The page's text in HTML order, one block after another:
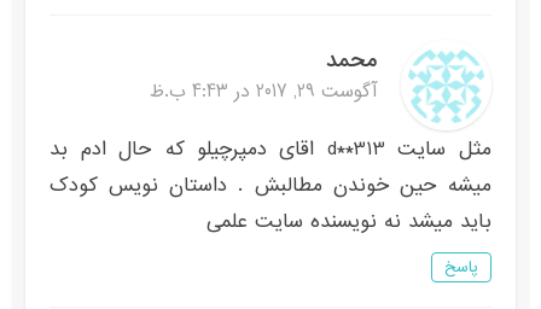
محمد
آگوست 29, 2017 در 4:43 ب.ظ
مثل سایت d**313 اقای دمپرچیلو که حال ادم بد
میشه حین خوندن مطالبش . داستان نویس کودک
باید میشد نه نویسنده سایت علمی
پاسخ